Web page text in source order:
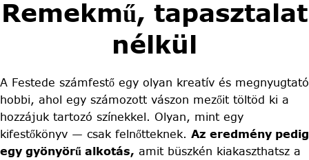
Remekmű, tapasztalat
nélkül
A Festede számfestő egy olyan kreatív és megnyugtató
hobbi, ahol egy számozott vászon mezőit töltöd ki a
hozzájuk tartozó színekkel. Olyan, mint egy
kifestőkönyv — csak felnőtteknek. Az eredmény pedig
egy gyönyörű alkotás, amit büszkén kiakaszthatsz a